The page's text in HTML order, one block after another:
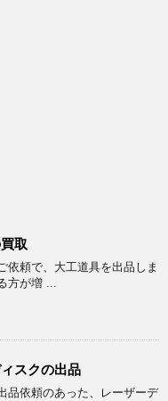
取
依頼で、大工道具を出品しま
方が増 ...
スクの出品
品依頼のあった、レーザーデ